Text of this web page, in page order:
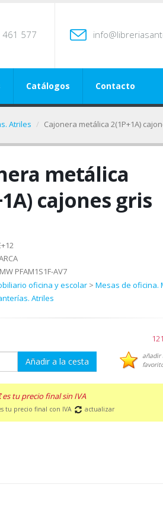
461 577
Catálogos Contacto
Atriles Cajonera metálica 2(1P+1A)
metálica
cajones gris
PFAM1S1F-AV7
oficina y escolar> Mesas de oficina.
Atriles
Añadir a la cesta
añadir
es tu precio final sin IVA
tu precio final con IVA actualizar